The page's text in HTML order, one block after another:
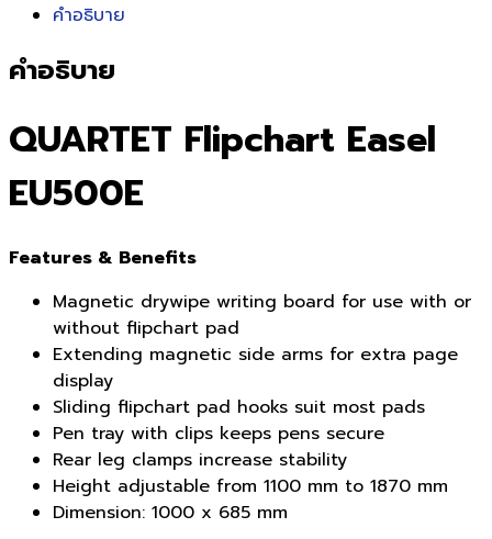
คำอธิบาย
คำอธิบาย
QUARTET Flipchart Easel
EU500E
Features & Benefits
Magnetic drywipe writing board for use with or
without flipchart pad
Extending magnetic side arms for extra page
display
Sliding flipchart pad hooks suit most pads
Pen tray with clips keeps pens secure
Rear leg clamps increase stability
Height adjustable from 1100 mm to 1870 mm
Dimension: 1000 x 685 mm